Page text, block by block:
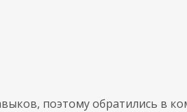
поэтому обратились в